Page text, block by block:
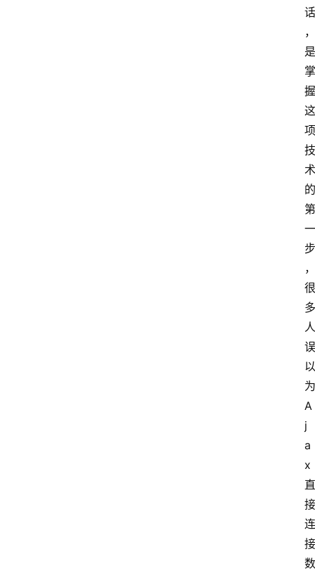
话
，
是
掌
握
这
项
技
术
的
第
一
步
，
很
多
人
误
以
为
A
j
a
x
直
接
连
接
数